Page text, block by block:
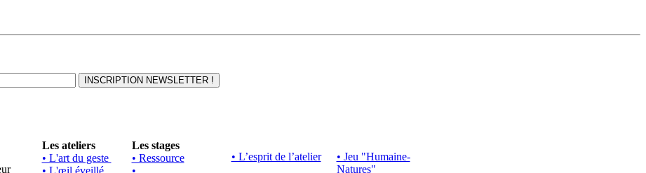
Les ateliers
• L'art du geste
• L'œil éveillé
Les stages
• Ressource
•
• L’esprit de l’atelier
• Jeu "Humaine-
Natures"